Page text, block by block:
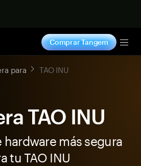
Comprar Tangem
para TAO INU
TAO INU
hardware más segura
tu TAO INU